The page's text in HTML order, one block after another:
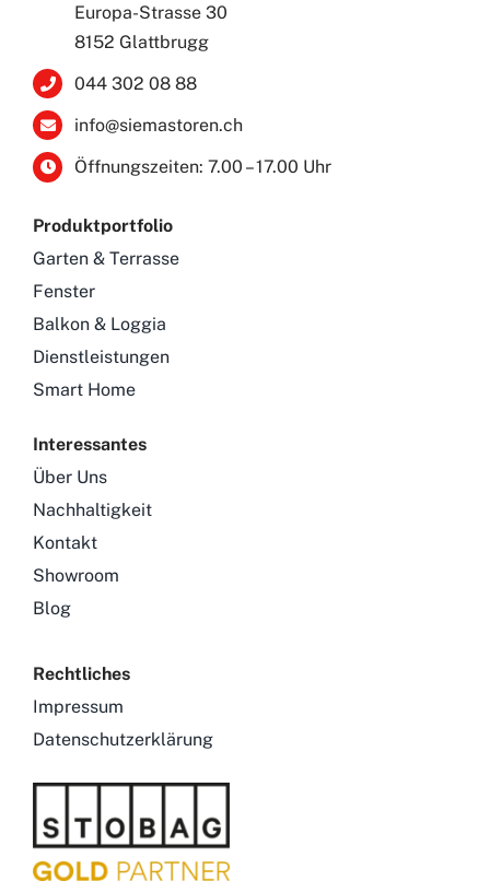
Europa-Strasse 30
8152 Glattbrugg
044 302 08 88
info@siemastoren.ch
Öffnungszeiten: 7.00 – 17.00 Uhr
Produktportfolio
Garten & Terrasse
Fenster
Balkon & Loggia
Dienstleistungen
Smart Home
Interessantes
Über Uns
Nachhaltigkeit
Kontakt
Showroom
Blog
Rechtliches
Impressum
Datenschutzerklärung